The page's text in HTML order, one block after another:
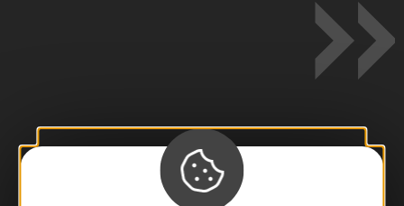
Contactez-nous !
Foire aux questions